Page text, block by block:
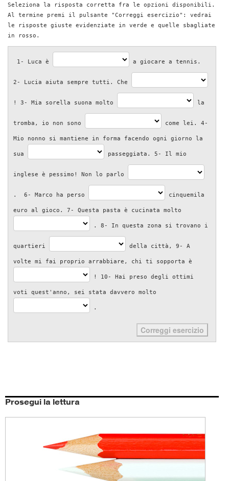
Seleziona la risposta corretta fra le opzioni disponibili.
Al termine premi il pulsante "Correggi esercizio": vedrai
le risposte giuste evidenziate in verde e quelle sbagliate
in rosso.
1- Luca è a giocare a tennis.
2- Lucia aiuta sempre tutti. Che
! 3- Mia sorella suona molto la
tromba, io non sono come lei. 4-
Mio nonno si mantiene in forma facendo ogni giorno la
sua passeggiata. 5- Il mio
inglese è pessimo! Non lo parlo
. 6- Marco ha perso cinquemila
euro al gioco. 7- Questa pasta è cucinata molto
. 8- In questa zona si trovano i
quartieri della città, 9- A
volte mi fai proprio arrabbiare, chi ti sopporta è
! 10- Hai preso degli ottimi
voti quest'anno, sei stata davvero molto
.
Prosegui la lettura